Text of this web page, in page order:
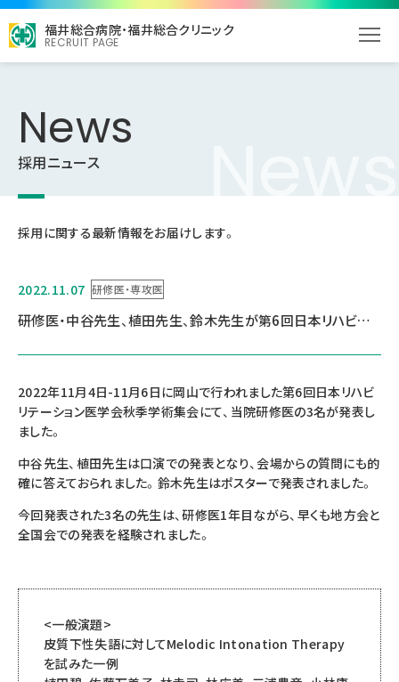
福井総合病院・福井総合クリニック
RECRUIT PAGE
News
News
採用ニュース
採用に関する最新情報をお届けします。
2022.11.07 研修医・専攻医
研修医・中谷先生、植田先生、鈴木先生が第6回日本リハビリテーション医学会秋季学術集会で発表しました。
2022年11月4日-11月6日に岡山で行われました第6回日本リハビ
リテーション医学会秋季学術集会にて、当院研修医の3名が発表し
ました。
中谷先生、植田先生は口演での発表となり、会場からの質問にも的
確に答えておられました。鈴木先生はポスターで発表されました。
今回発表された3名の先生は、研修医1年目ながら、早くも地方会と
全国会での発表を経験されました。
<一般演題>
皮質下性失語に対してMelodic Intonation Therapy
を試みた一例